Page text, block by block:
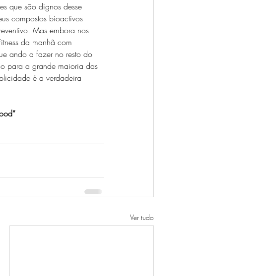
que são dignos desse
compostos bioactivos
Mas embora nos
da manhã com
ando a fazer no resto do
para a grande maioria das
é a verdadeira
Ver tudo